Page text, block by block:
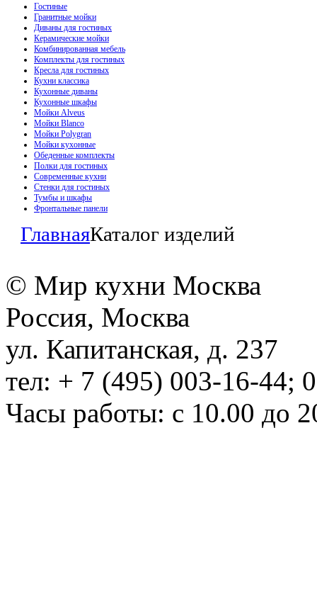
Гостиные
Гранитные мойки
Диваны для гостиных
Керамические мойки
Комбинированная мебель
Комплекты для гостиных
Кресла для гостиных
Кухни классика
Кухонные диваны
Кухонные шкафы
Мойки Alveus
Мойки Blanco
Мойки Polygran
Мойки кухонные
Обеденные комплекты
Полки для гостиных
Современные кухни
Стенки для гостиных
Тумбы и шкафы
Фронтальные панели
ГлавнаяКаталог изделий
© Мир кухни Москва
Россия, Москва
ул. Капитанская, д. 237
тел: + 7 (495) 003-16-44;
Часы работы: с 10.00 до